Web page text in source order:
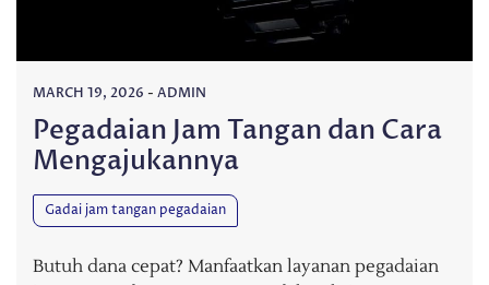
MARCH 19, 2026 - ADMIN
Pegadaian Jam Tangan dan Cara
Mengajukannya
Gadai jam tangan pegadaian
Butuh dana cepat? Manfaatkan layanan pegadaian